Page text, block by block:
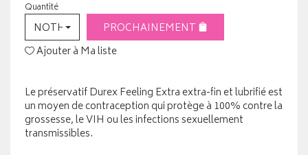
Quantité
NOTHING SELECTEDPROCHAINEMENT
Ajouter à Ma liste
Le préservatif Durex Feeling Extra extra-fin et lubrifié est
un moyen de contraception qui protège à 100% contre la
grossesse, le VIH ou les infections sexuellement
transmissibles.